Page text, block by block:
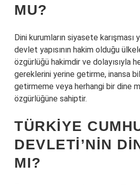
MU?
Dini kurumların siyasete karışması
devlet yapısının hakim olduğu
özgürlüğü hakimdir ve dolayısıyla
gereklerini yerine getirme, inansa
getirmeme veya herhangi bir dine
özgürlüğüne sahiptir.
TÜRKIYE
DEVLETI’NIN
MI?